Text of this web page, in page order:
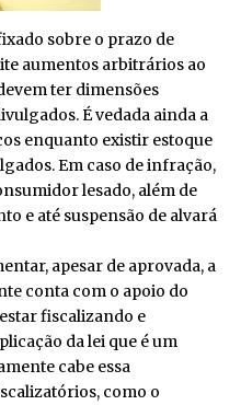
sobre o prazo de
aumentos arbitrários ao
ter dimensões
É vedada ainda a
enquanto existir estoque
Em caso de infração,
lesado, além de
e até suspensão de alvará
apesar de aprovada, a
conta com o apoio do
fiscalizando e
da lei que é um
cabe essa
como o